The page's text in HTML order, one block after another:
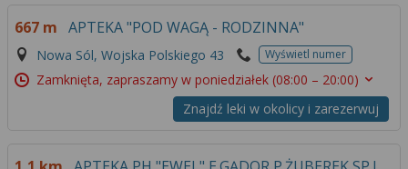
667 m APTEKA "POD WAGĄ - RODZINNA"
Nowa Sól, Wojska Polskiego 43 Wyświetl numer
Zamknięta, zapraszamy w poniedziałek (08:00 – 20:00)
Znajdź leki w okolicy i zarezerwuj